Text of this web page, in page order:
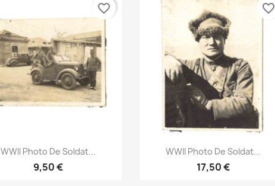
Aperçu rapide
WWII Photo De Soldat...
9,50 €
favorite_border
Aperçu rapide
WWII Photo De Soldat...
17,50 €
favorite_border